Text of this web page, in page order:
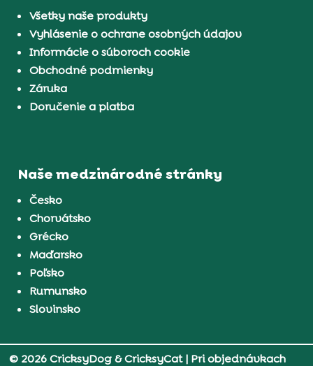
Všetky naše produkty
Vyhlásenie o ochrane osobných údajov
Informácie o súboroch cookie
Obchodné podmienky
Záruka
Doručenie a platba
Naše medzinárodné stránky
Česko
Chorvátsko
Grécko
Maďarsko
Poľsko
Rumunsko
Slovinsko
© 2026 CricksyDog & CricksyCat| Pri objednávkach